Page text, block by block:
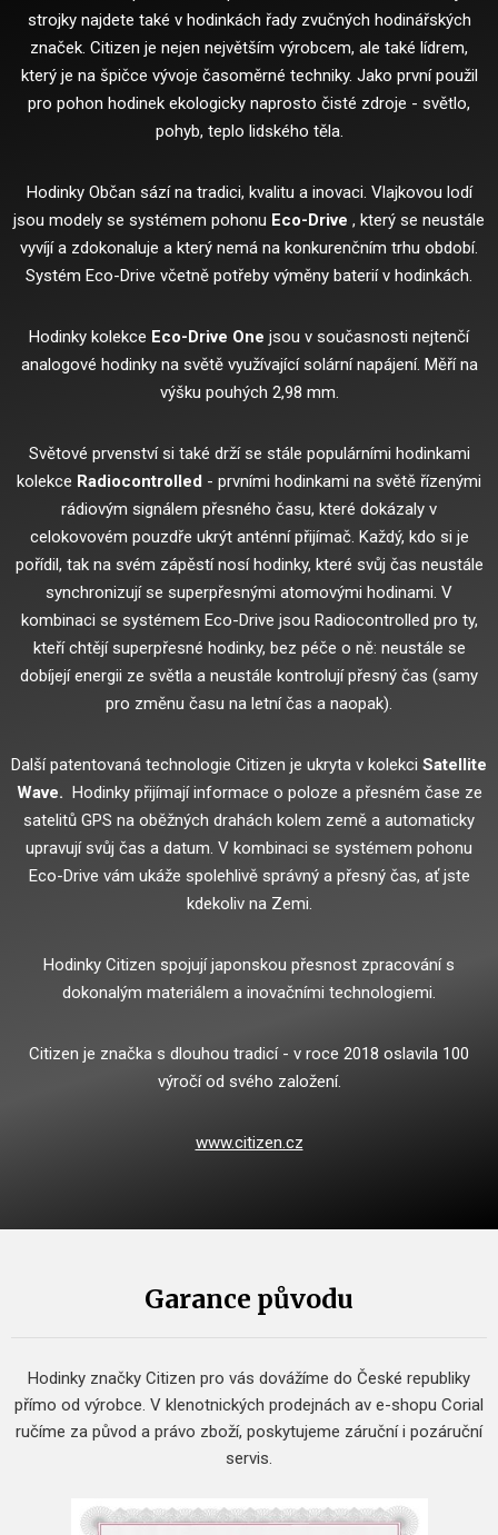
strojky najdete také v hodinkách řady zvučných hodinářských
značek. Citizen je nejen největším výrobcem, ale také lídrem,
který je na špičce vývoje časoměrné techniky. Jako první použil
pro pohon hodinek ekologicky naprosto čisté zdroje - světlo,
pohyb, teplo lidského těla.
Hodinky Občan sází na tradici, kvalitu a inovaci. Vlajkovou lodí
jsou modely se systémem pohonu Eco-Drive , který se neustále
vyvíjí a zdokonaluje a který nemá na konkurenčním trhu období.
Systém Eco-Drive včetně potřeby výměny baterií v hodinkách.
Hodinky kolekce Eco-Drive One jsou v současnosti nejtenčí
analogové hodinky na světě využívající solární napájení. Měří na
výšku pouhých 2,98 mm.
Světové prvenství si také drží se stále populárními hodinkami
kolekce Radiocontrolled - prvními hodinkami na světě řízenými
rádiovým signálem přesného času, které dokázaly v
celokovovém pouzdře ukrýt anténní přijímač. Každý, kdo si je
pořídil, tak na svém zápěstí nosí hodinky, které svůj čas neustále
synchronizují se superpřesnými atomovými hodinami. V
kombinaci se systémem Eco-Drive jsou Radiocontrolled pro ty,
kteří chtějí superpřesné hodinky, bez péče o ně: neustále se
dobíjejí energii ze světla a neustále kontrolují přesný čas (samy
pro změnu času na letní čas a naopak).
Další patentovaná technologie Citizen je ukryta v kolekci Satellite
Wave. Hodinky přijímají informace o poloze a přesném čase ze
satelitů GPS na oběžných drahách kolem země a automaticky
upravují svůj čas a datum. V kombinaci se systémem pohonu
Eco-Drive vám ukáže spolehlivě správný a přesný čas, ať jste
kdekoliv na Zemi.
Hodinky Citizen spojují japonskou přesnost zpracování s
dokonalým materiálem a inovačními technologiemi.
Citizen je značka s dlouhou tradicí - v roce 2018 oslavila 100
výročí od svého založení.
www.citizen.cz
Garance původu
Hodinky značky Citizen pro vás dovážíme do České republiky
přímo od výrobce. V klenotnických prodejnách av e-shopu Corial
ručíme za původ a právo zboží, poskytujeme záruční i pozáruční
servis.